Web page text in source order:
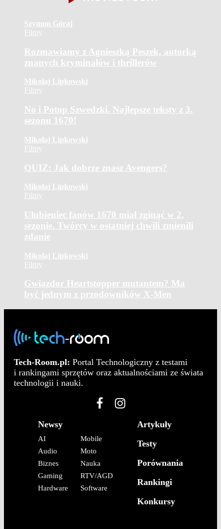
Szymon Góraj
Filmy
Rozmawiamy z Agnieszką Peszek, autorką
znanych kryminałów i thrillerów
Mikołaj Lipkowski
Filmy
No i Potop Szwedzki. Najlepsze teksty z 3.
sezonu 1670!
Mikołaj Lipkowski
Filmy
QUIZ: Jak dobrze znasz Avengers?
Mikołaj Lipkowski
Filmy
Ulubieniec fanów 1670 miał zginąć w 2.
sezonie. Twórcy w ostatniej chwili zmienili
zdanie
Mikołaj Lipkowski
Filmy
Gwiazdor Heartstopper mutantem? Ma
być jednym z przodowników X-Men
Tech-Room.pl: Portal Technologiczny z testami
i rankingami sprzętów oraz aktualnościami ze świata
technologii i nauki.
Newsy
AI
Audio
Biznes
Gaming
Hardware
Mobile
Moto
Nauka
RTV/AGD
Software
Artykuły
Testy
Porównania
Rankingi
Konkursy